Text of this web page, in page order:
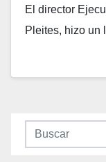
El director
Pleites, hizo un